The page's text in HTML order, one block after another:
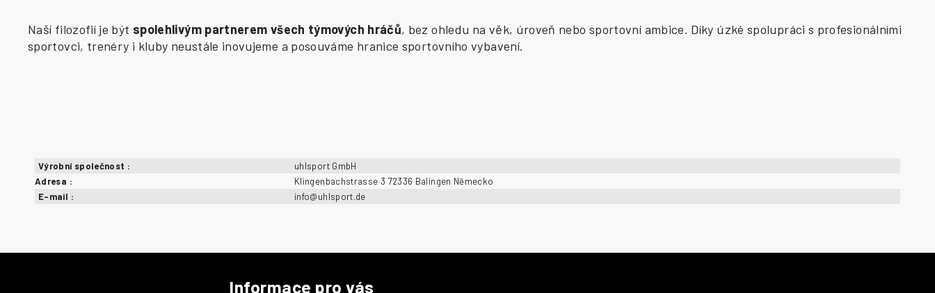
Naší filozofií je být spolehlivým partnerem všech týmových hráčů, bez ohledu na věk, úroveň nebo sportovní ambice. Díky úzké spolupráci s profesionálními
sportovci, trenéry i kluby neustále inovujeme a posouváme hranice sportovního vybavení.
Výrobní společnost :
uhlsport GmbH
Adresa :
Klingenbachstrasse 3 72336 Balingen Německo
E-mail : info@uhlsport.de
Informace pro vás